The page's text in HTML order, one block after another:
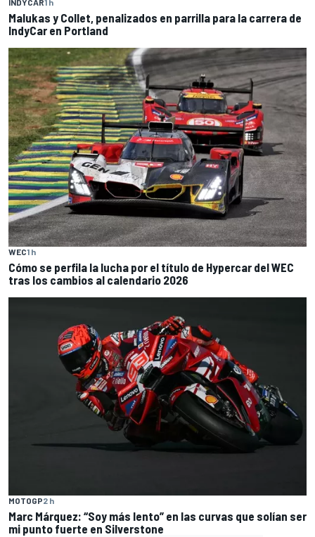
INDYCAR1 h
Malukas y Collet, penalizados en parrilla para la carrera de
IndyCar en Portland
WEC1 h
Cómo se perfila la lucha por el título de Hypercar del WEC
tras los cambios al calendario 2026
MOTOGP2 h
Marc Márquez: “Soy más lento” en las curvas que solían ser
mi punto fuerte en Silverstone